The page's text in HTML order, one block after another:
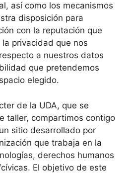
así como los mecanismos
disposición para
con la reputación que
privacidad que nos
a nuestros datos
que pretendemos
elegido.
de la UDA, que se
taller, compartimos contigo
sitio desarrollado por
que trabaja en la
derechos humanos
El objetivo de este